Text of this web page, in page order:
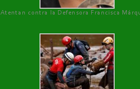
Atentan contra la Defensora Francisca